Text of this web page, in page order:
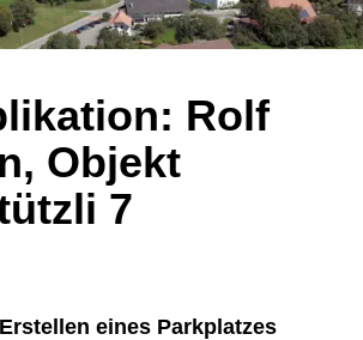
Rolf
Objekt
7
eines Parkplatzes